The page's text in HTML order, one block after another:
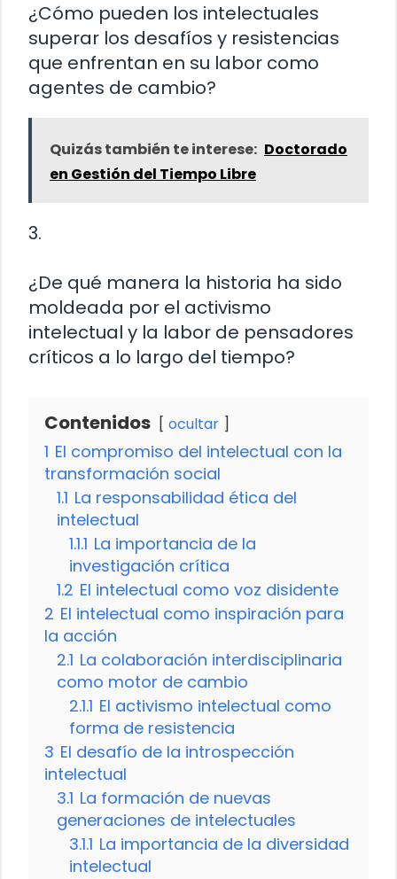
¿Cómo pueden los intelectuales
superar los desafíos y resistencias
que enfrentan en su labor como
agentes de cambio?
Quizás también te interese: Doctorado
en Gestión del Tiempo Libre
3.
¿De qué manera la historia ha sido
moldeada por el activismo
intelectual y la labor de pensadores
críticos a lo largo del tiempo?
Contenidos ocultar
1 El compromiso del intelectual con la
transformación social
1.1 La responsabilidad ética del
intelectual
1.1.1 La importancia de la
investigación crítica
1.2 El intelectual como voz disidente
2 El intelectual como inspiración para
la acción
2.1 La colaboración interdisciplinaria
como motor de cambio
2.1.1 El activismo intelectual como
forma de resistencia
3 El desafío de la introspección
intelectual
3.1 La formación de nuevas
generaciones de intelectuales
3.1.1 La importancia de la diversidad
intelectual